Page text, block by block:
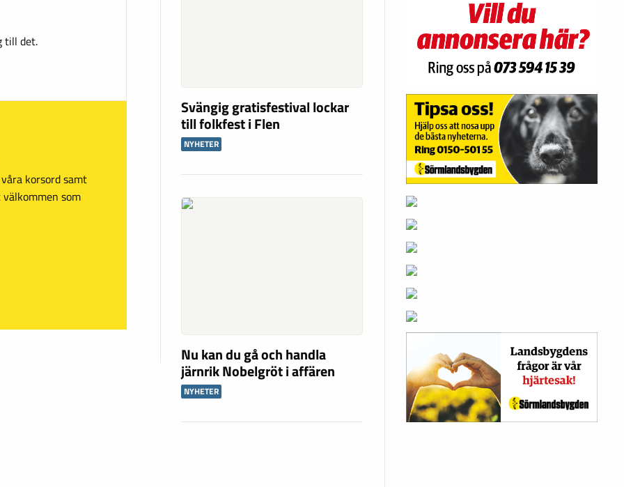
till det.
korsord samt
som
Svängig gratisfestival lockar
till folkfest i Flen
NYHETER
Nu kan du gå och handla
järnrik Nobelgröt i affären
NYHETER